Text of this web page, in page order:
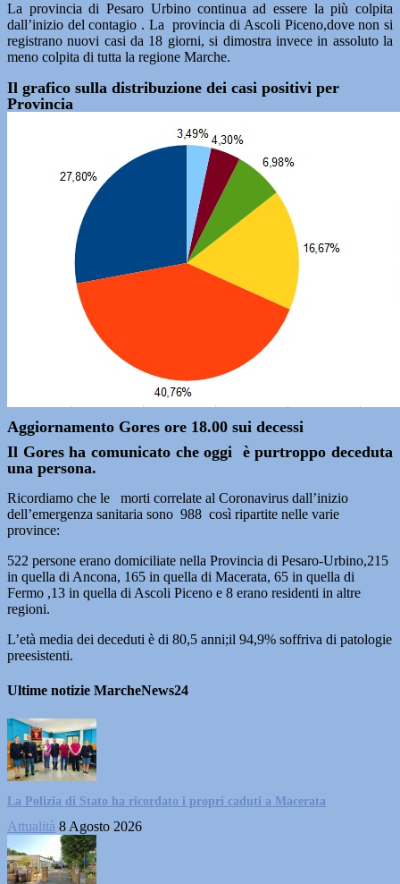
La provincia di Pesaro Urbino continua ad essere la più colpita
dall’inizio del contagio . La provincia di Ascoli Piceno,dove non si
registrano nuovi casi da 18 giorni, si dimostra invece in assoluto la
meno colpita di tutta la regione Marche.
Il grafico sulla distribuzione dei casi positivi per
Provincia
Aggiornamento Gores ore 18.00 sui decessi
Il Gores ha comunicato che oggi è purtroppo deceduta
una persona.
Ricordiamo che le morti correlate al Coronavirus dall’inizio
dell’emergenza sanitaria sono 988 così ripartite nelle varie
province:
522 persone erano domiciliate nella Provincia di Pesaro-Urbino,215
in quella di Ancona, 165 in quella di Macerata, 65 in quella di
Fermo ,13 in quella di Ascoli Piceno e 8 erano residenti in altre
regioni.
L’età media dei deceduti è di 80,5 anni;il 94,9% soffriva di patologie
preesistenti.
Ultime notizie MarcheNews24
La Polizia di Stato ha ricordato i propri caduti a Macerata
Attualità 8 Agosto 2026